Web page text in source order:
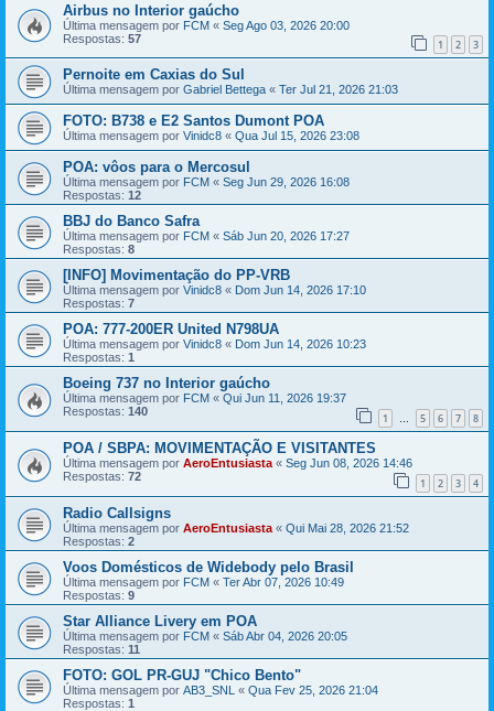
Airbus no Interior gaúcho
Última mensagem por FCM « Seg Ago 03, 2026 20:00
Respostas: 57 1 2 3
Pernoite em Caxias do Sul
Última mensagem por Gabriel Bettega « Ter Jul 21, 2026 21:03
FOTO: B738 e E2 Santos Dumont POA
Última mensagem por Vinidc8 « Qua Jul 15, 2026 23:08
POA: vôos para o Mercosul
Última mensagem por FCM « Seg Jun 29, 2026 16:08
Respostas: 12
BBJ do Banco Safra
Última mensagem por FCM « Sáb Jun 20, 2026 17:27
Respostas: 8
[INFO] Movimentação do PP-VRB
Última mensagem por Vinidc8 « Dom Jun 14, 2026 17:10
Respostas: 7
POA: 777-200ER United N798UA
Última mensagem por Vinidc8 « Dom Jun 14, 2026 10:23
Respostas: 1
Boeing 737 no Interior gaúcho
Última mensagem por FCM « Qui Jun 11, 2026 19:37
Respostas: 140 1 … 5 6 7 8
POA / SBPA: MOVIMENTAÇÃO E VISITANTES
Última mensagem por AeroEntusiasta « Seg Jun 08, 2026 14:46
Respostas: 72 1 2 3 4
Radio Callsigns
Última mensagem por AeroEntusiasta « Qui Mai 28, 2026 21:52
Respostas: 2
Voos Domésticos de Widebody pelo Brasil
Última mensagem por FCM « Ter Abr 07, 2026 10:49
Respostas: 9
Star Alliance Livery em POA
Última mensagem por FCM « Sáb Abr 04, 2026 20:05
Respostas: 11
FOTO: GOL PR-GUJ "Chico Bento"
Última mensagem por AB3_SNL « Qua Fev 25, 2026 21:04
Respostas: 1